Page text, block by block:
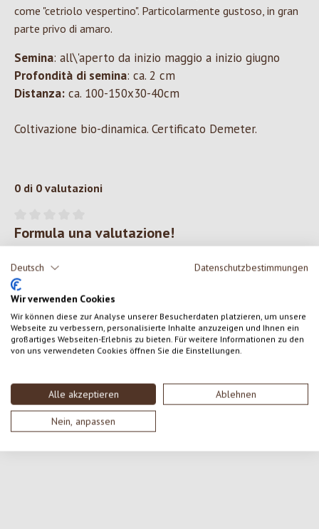
Deutsch Datenschutzbestimmungen
Wir verwenden Cookies
Wir können diese zur Analyse unserer Besucherdaten platzieren, um unsere
Webseite zu verbessern, personalisierte Inhalte anzuzeigen und Ihnen ein
großartiges Webseiten-Erlebnis zu bieten. Für weitere Informationen zu den
von uns verwendeten Cookies öffnen Sie die Einstellungen.
Alle akzeptieren Ablehnen
Nein, anpassen
come "cetriolo vespertino". Particolarmente gustoso, in gran
parte privo di amaro.
Semina: all\'aperto da inizio maggio a inizio giugno
Profondità di semina: ca. 2 cm
Distanza: ca. 100-150x30-40cm
Coltivazione bio-dinamica. Certificato Demeter.
0 di 0 valutazioni
Valutazione media di 0 su 5 stelle
Formula una valutazione!
Condividi le tue esperienze con il prodotto con altri clienti.
SCRIVERE UNA RECENSIONE
Visualizza le valutazioni solo nella lingua corrente.
Nessuna recensione trovata Condividi le tue opinioni
con gli altri.